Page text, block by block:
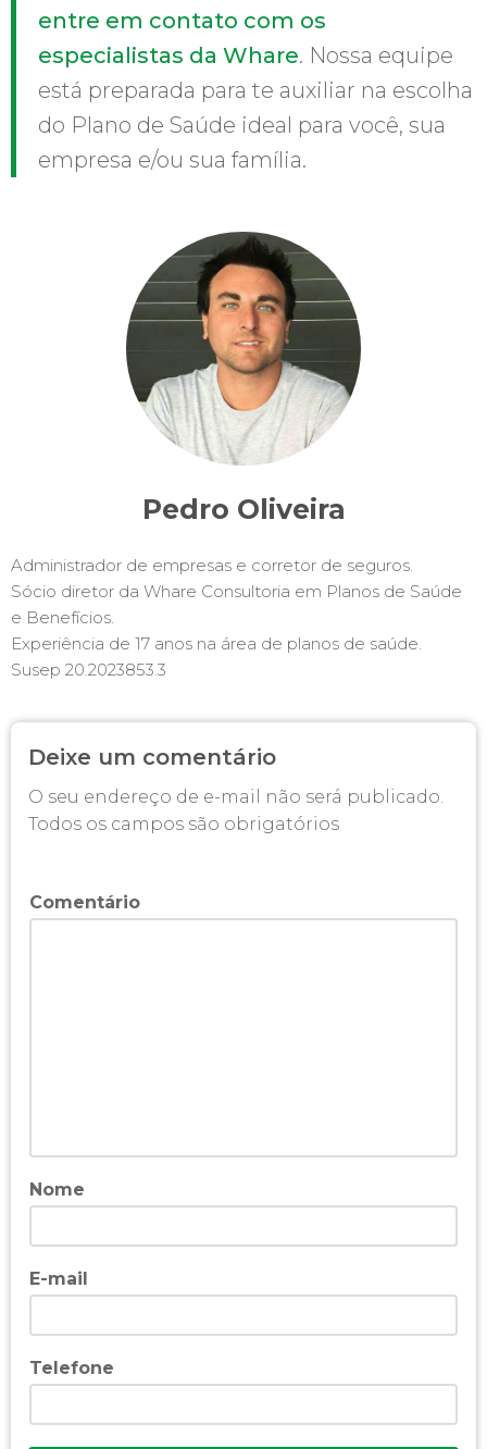
entre em contato com os
especialistas da Whare. Nossa equipe
está preparada para te auxiliar na escolha
do Plano de Saúde ideal para você, sua
empresa e/ou sua família.
Pedro Oliveira
Administrador de empresas e corretor de seguros.
Sócio diretor da Whare Consultoria em Planos de Saúde
e Benefícios.
Experiência de 17 anos na área de planos de saúde.
Susep 20.2023853.3
Deixe um comentário
O seu endereço de e-mail não será publicado.
Todos os campos são obrigatórios
Comentário
Nome
E-mail
Telefone